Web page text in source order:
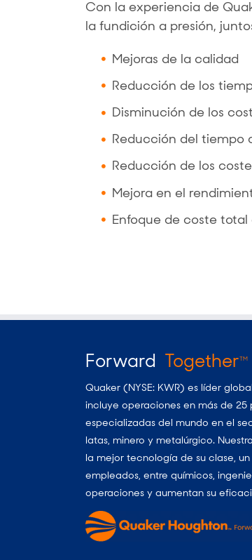
Con la experiencia de
la fundición a presión,
Mejoras de la calidad
Reducción de los
Disminución de los
Reducción del tiempo
Reducción de los
Mejora en el
Enfoque de coste
Forward TogetherTM
Quaker (NYSE: KWR) es líder
incluye operaciones en más de 25
especializadas del mundo en el
latas, minero y metalúrgico.
la mejor tecnología de su clase,
empleados, entre químicos,
operaciones y aumentan su